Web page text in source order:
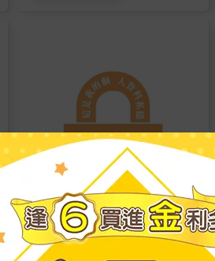
金石堂
【電子書】注意！這是我的個人